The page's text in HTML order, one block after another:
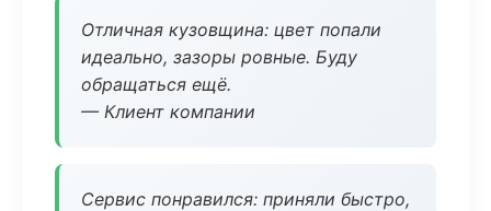
Отличная кузовщина: цвет попали
идеально, зазоры ровные. Буду
обращаться ещё.
— Клиент компании
Сервис понравился: приняли быстро,